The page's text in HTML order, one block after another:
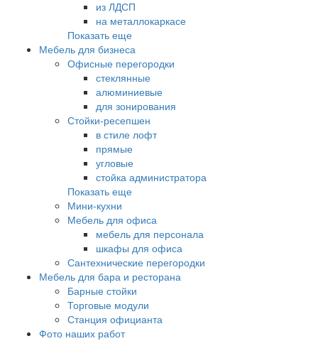
из ЛДСП
на металлокаркасе
Показать еще
Мебель для бизнеса
Офисные перегородки
стеклянные
алюминиевые
для зонирования
Стойки-ресепшен
в стиле лофт
прямые
угловые
стойка администратора
Показать еще
Мини-кухни
Мебель для офиса
мебель для персонала
шкафы для офиса
Сантехнические перегородки
Мебель для бара и ресторана
Барные стойки
Торговые модули
Станция официанта
Фото наших работ